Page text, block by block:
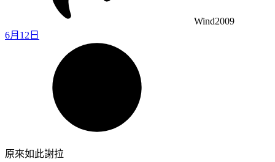
Wind2009
6月12日
原來如此謝拉